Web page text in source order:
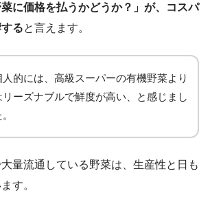
菜に価格を払うかどうか？」が、コスパ
ると言えます。
人的には、高級スーパーの有機野菜より
リーズナブルで鮮度が高い、と感じまし
量流通している野菜は、生産性と日も
す。